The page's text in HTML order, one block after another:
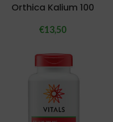
Orthica Kalium 100
€13,50